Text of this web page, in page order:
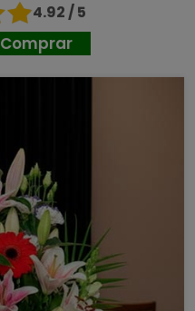
4.92 / 5
Comprar